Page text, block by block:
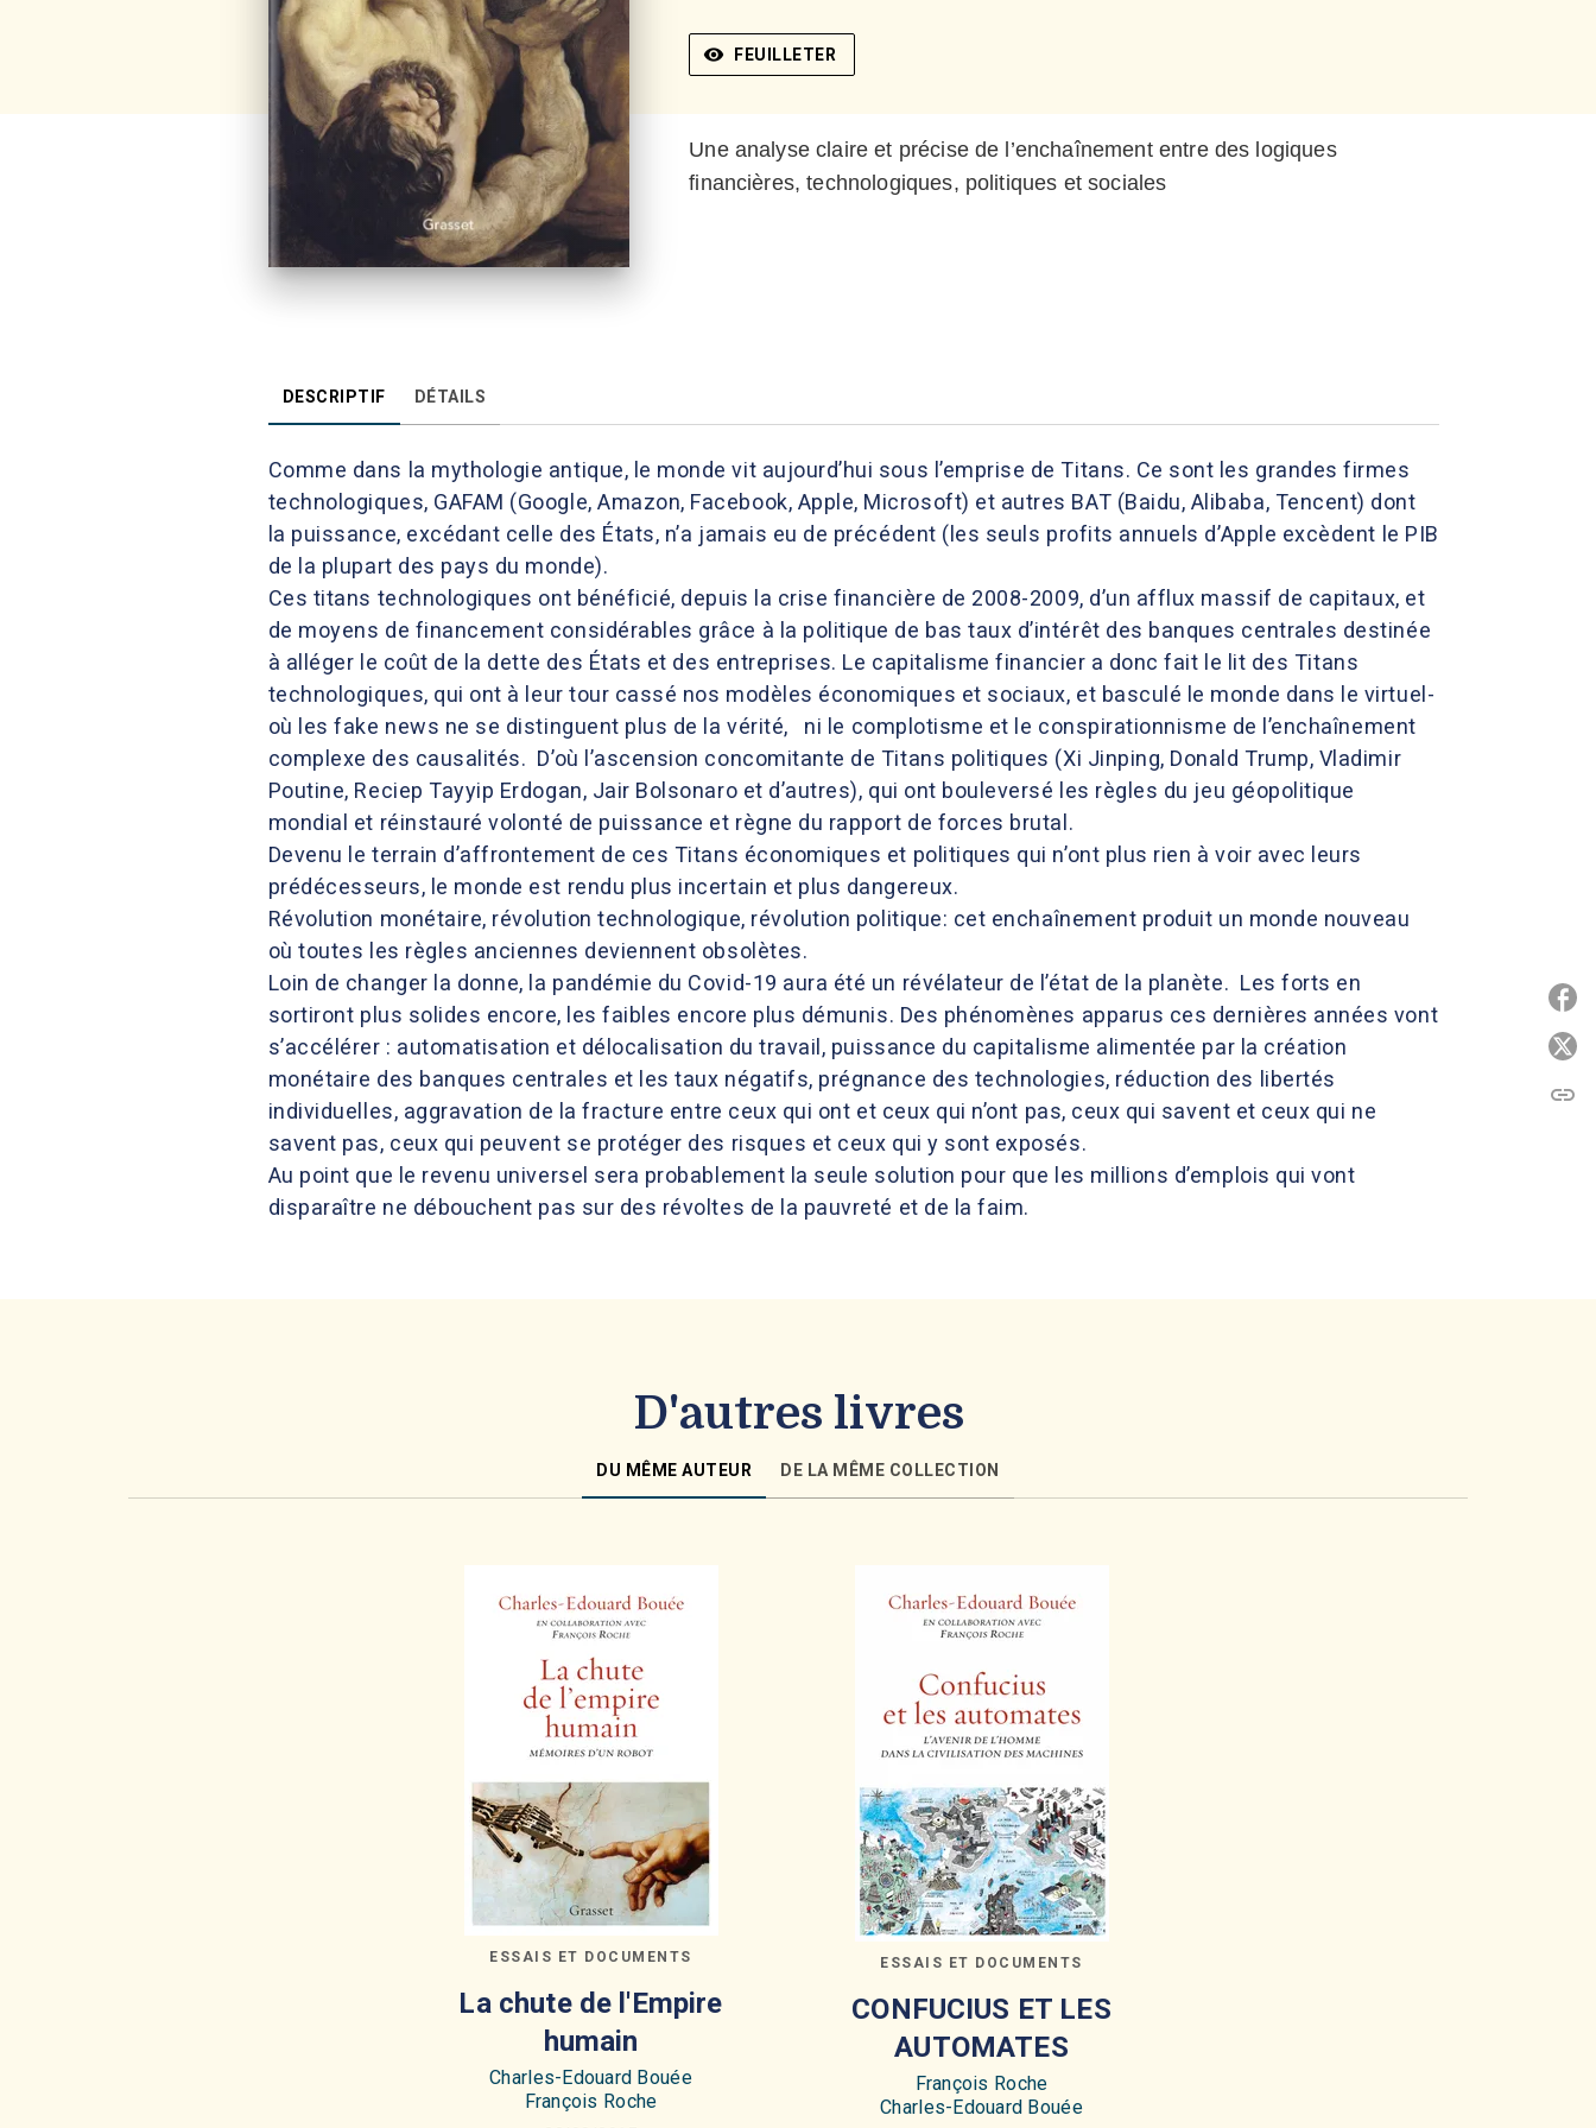
visibility FEUILLETER
Une analyse claire et précise de l’enchaînement entre des logiques
financières, technologiques, politiques et sociales
DESCRIPTIF DÉTAILS
Comme dans la mythologie antique, le monde vit aujourd’hui sous l’emprise de Titans. Ce sont les grandes firmes
technologiques, GAFAM (Google, Amazon, Facebook, Apple, Microsoft) et autres BAT (Baidu, Alibaba, Tencent) dont
la puissance, excédant celle des États, n’a jamais eu de précédent (les seuls profits annuels d’Apple excèdent le PIB
de la plupart des pays du monde).
Ces titans technologiques ont bénéficié, depuis la crise financière de 2008-2009, d’un afflux massif de capitaux, et
de moyens de financement considérables grâce à la politique de bas taux d’intérêt des banques centrales destinée
à alléger le coût de la dette des États et des entreprises. Le capitalisme financier a donc fait le lit des Titans
technologiques, qui ont à leur tour cassé nos modèles économiques et sociaux, et basculé le monde dans le virtuel-
où les fake news ne se distinguent plus de la vérité, ni le complotisme et le conspirationnisme de l’enchaînement
complexe des causalités. D’où l’ascension concomitante de Titans politiques (Xi Jinping, Donald Trump, Vladimir
Poutine, Reciep Tayyip Erdogan, Jair Bolsonaro et d’autres), qui ont bouleversé les règles du jeu géopolitique
mondial et réinstauré volonté de puissance et règne du rapport de forces brutal.
Devenu le terrain d’affrontement de ces Titans économiques et politiques qui n’ont plus rien à voir avec leurs
prédécesseurs, le monde est rendu plus incertain et plus dangereux.
Révolution monétaire, révolution technologique, révolution politique: cet enchaînement produit un monde nouveau
où toutes les règles anciennes deviennent obsolètes.
Loin de changer la donne, la pandémie du Covid-19 aura été un révélateur de l’état de la planète. Les forts en
sortiront plus solides encore, les faibles encore plus démunis. Des phénomènes apparus ces dernières années vont
s’accélérer : automatisation et délocalisation du travail, puissance du capitalisme alimentée par la création
monétaire des banques centrales et les taux négatifs, prégnance des technologies, réduction des libertés
individuelles, aggravation de la fracture entre ceux qui ont et ceux qui n’ont pas, ceux qui savent et ceux qui ne
savent pas, ceux qui peuvent se protéger des risques et ceux qui y sont exposés.
Au point que le revenu universel sera probablement la seule solution pour que les millions d’emplois qui vont
disparaître ne débouchent pas sur des révoltes de la pauvreté et de la faim.
D'autres livres
DU MÊME AUTEUR DE LA MÊME COLLECTION
ESSAIS ET DOCUMENTS
La chute de l'Empire
humain
Charles-Edouard Bouée
François Roche
ESSAIS ET DOCUMENTS
CONFUCIUS ET LES
AUTOMATES
François Roche
Charles-Edouard Bouée
link